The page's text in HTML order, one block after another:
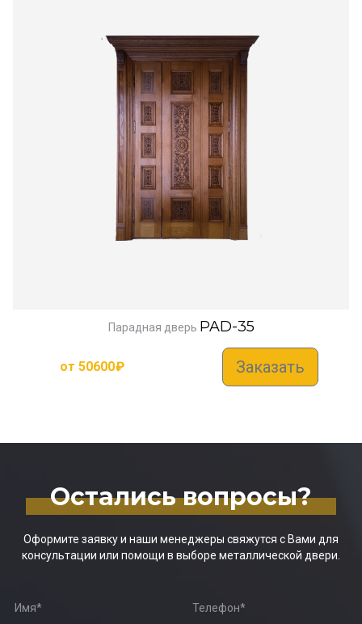
Парадная дверь PAD-35
от 50600₽ Заказать
Остались вопросы?
Оформите заявку и наши менеджеры свяжутся с Вами для
консультации или помощи в выборе металлической двери.